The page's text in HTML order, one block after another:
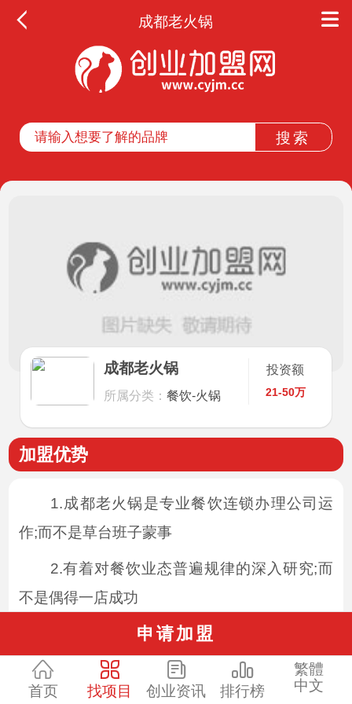
成都老火锅
成都老火锅
所属分类： 餐饮-火锅
投资额
21-50万
加盟优势
1.成都老火锅是专业餐饮连锁办理公司运
作;而不是草台班子蒙事
2.有着对餐饮业态普遍规律的深入研究;而
不是偶得一店成功
3.注重对加盟商的服务和支撑;而不是卖牌
子撒手不管
4.训练扎扎实实，负责究竟;而不是敷衍塞
申请加盟
首页 找项目 创业资讯 排行榜
繁體
中文